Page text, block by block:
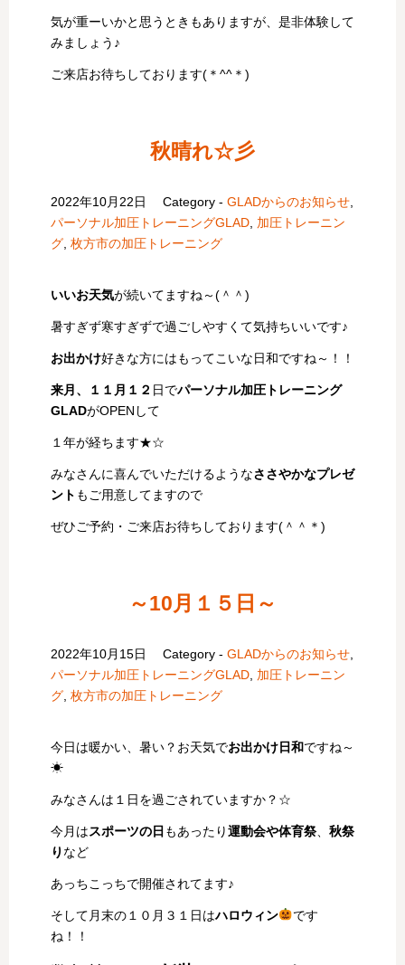
気が重ーいかと思うときもありますが、是非体験して
みましょう♪
ご来店お待ちしております(＊^^＊)
秋晴れ☆彡
2022年10月22日 Category -GLADからのお知らせ,
パーソナル加圧トレーニングGLAD, 加圧トレーニン
グ, 枚方市の加圧トレーニング
いいお天気が続いてますね～(＾＾)
暑すぎず寒すぎずで過ごしやすくて気持ちいいです♪
お出かけ好きな方にはもってこいな日和ですね～！！
来月、１１月１２ 日でパーソナル加圧トレーニング
GLADがOPENして
１年が経ちます★☆
みなさんに喜んでいただけるようなささやかなプレゼ
ント もご用意してますので
ぜひご予約・ご来店お待ちしております(＾＾＊)
～10月１５日～
2022年10月15日 Category -GLADからのお知らせ
パーソナル加圧トレーニングGLAD 加圧トレーニン
グ 枚方市の加圧トレーニング
今日は暖かい、暑い？お天気でお出かけ日和ですね～
☀
みなさんは１日を過ごされていますか？☆
今月はスポーツの日 もあったり運動会や体育祭、 秋祭
り など
あっちこっちで開催されてます♪
そして月末の１０月３１日はハロウィン
です
ね！！